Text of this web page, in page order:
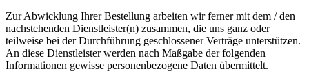
Zur Abwicklung Ihrer Bestellung arbeiten wir ferner mit dem / den
nachstehenden Dienstleister(n) zusammen, die uns ganz oder
teilweise bei der Durchführung geschlossener Verträge unterstützen.
An diese Dienstleister werden nach Maßgabe der folgenden
Informationen gewisse personenbezogene Daten übermittelt.